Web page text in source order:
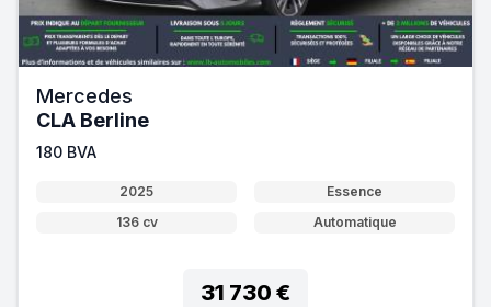
Mercedes
CLA Berline
180 BVA
2025
Essence
136 cv
Automatique
31 730 €